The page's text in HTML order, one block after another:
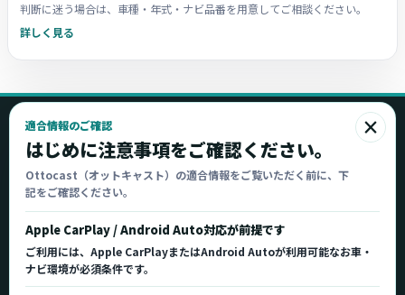
判断に迷う場合は、車種・年式・ナビ品番を用意してご相談ください。
詳しく見る
×
適合情報のご確認
はじめに注意事項をご確認ください。
Ottocast（オットキャスト）の適合情報をご覧いただく前に、下
記をご確認ください。
Apple CarPlay / Android Auto対応が前提です
ご利用には、Apple CarPlayまたはAndroid Autoが利用可能なお車・
ナビ環境が必須条件です。
Ottocast
オットキャスト
Ottocast正規販売代理店 Azgate株式会社
Ottocast（オットキャスト）の製品情報、車種適
合、サポート情報を日本国内向けに整理してご案内し
ます。